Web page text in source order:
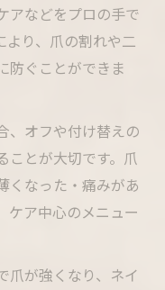
アなどをプロの手で
より、爪の割れや二
防ぐことができま
、オフや付け替えの
ことが大切です。爪
くなった・痛みがあ
ケア中心のメニュー
爪が強くなり、ネイ